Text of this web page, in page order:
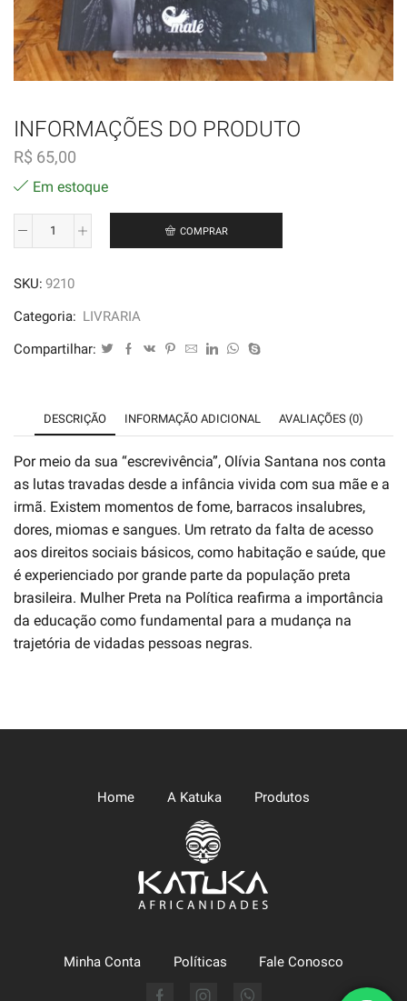
INFORMAÇÕES DO PRODUTO
R$ 65,00
Em estoque
na
Política
quantidade
COMPRAR
SKU: 9210
Categoria: LIVRARIA
Compartilhar:
DESCRIÇÃO INFORMAÇÃO ADICIONAL AVALIAÇÕES (0)
Por meio da sua “escrevivência”, Olívia Santana nos conta
as lutas travadas desde a infância vivida com sua mãe e a
irmã. Existem momentos de fome, barracos insalubres,
dores, miomas e sangues. Um retrato da falta de acesso
aos direitos sociais básicos, como habitação e saúde, que
é experienciado por grande parte da população preta
brasileira. Mulher Preta na Política reafirma a importância
da educação como fundamental para a mudança na
trajetória de vidadas pessoas negras.
Home A Katuka Produtos
Minha Conta Políticas Fale Conosco